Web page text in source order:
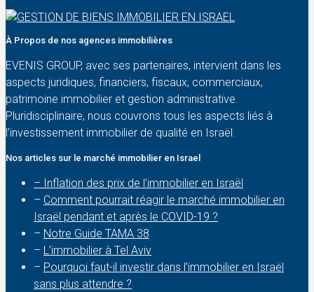
À Propos de nos agences immobilières
EVENIS GROUP, avec ses partenaires, intervient dans les
aspects juridiques, financiers, fiscaux, commerciaux,
patrimoine immobilier et gestion administrative.
Pluridisciplinaire, nous couvrons tous les aspects liés à
l’investissement immobilier de qualité en Israël.
Nos articles sur le marché immobilier en Israel
– Inflation des prix de l’immobilier en Israël
– Comment pourrait réagir le marché immobilier en
Israël pendant et après le COVID-19 ?
– Notre Guide TAMA 38
– L’immobilier à Tel Aviv
– Pourquoi faut-il investir dans l’immobilier en Israël
sans plus attendre ?